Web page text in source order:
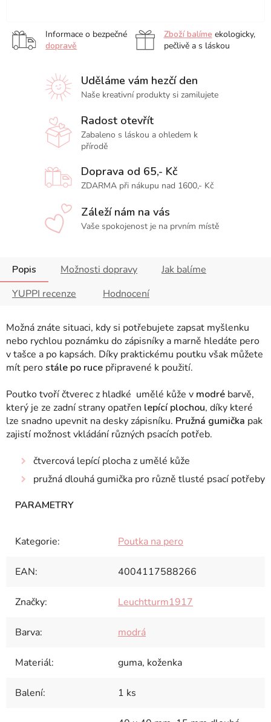
Informace o bezpečné
dopravě
Zboží balíme ekologicky,
pečlivě a s láskou
Uděláme vám hezčí den
Naše kreativní produkty si zamilujete
Radost otevřít
Zabaleno s láskou a ohledem k
přírodě
Doprava od 65,- Kč
ZDARMA při nákupu nad 1600,- Kč
Záleží nám na vás
Vaše spokojenost je na prvním místě
Popis Možnosti dopravy
Jak balíme
YUPPI recenze
Hodnocení
Možná znáte situaci, kdy si potřebujete zapsat myšlenku
nebo rychlou poznámku do zápisníky a marně hledáte pero
v tašce a po kapsách. Díky praktickému poutku však můžete
mít perostále po ruce připravené k použití.
Poutko tvoří čtverec z hladké umělé kůže v modré barvě,
který je ze zadní strany opatřen lepící plochou, díky které
lze snadno upevnit na desky zápisníku. Pružná gumička pak
zajistí možnost vkládání různých psacích potřeb.
čtvercová lepící plocha z umělé kůže
pružná dlouhá gumička pro různě tlusté psací potřeby
Kategorie: Poutka na pero
EAN: 4004117588266
Značky: Leuchtturm1917
Barva: modrá
Materiál: guma, koženka
Balení: 1 ks